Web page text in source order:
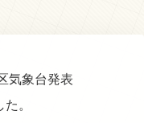
気象台発表
。